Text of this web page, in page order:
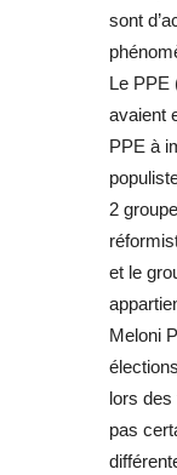
sont
Le PPE
avaient
PPE à
2
et le
Meloni
lors des
pas